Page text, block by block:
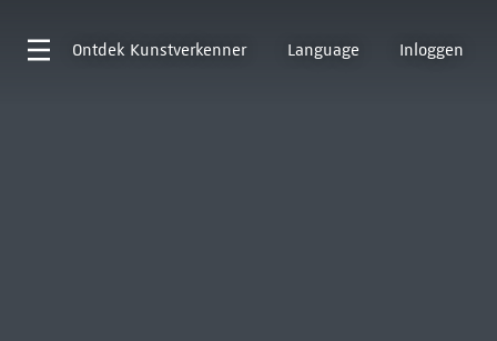
Ontdek Kunstverkenner Language Inloggen